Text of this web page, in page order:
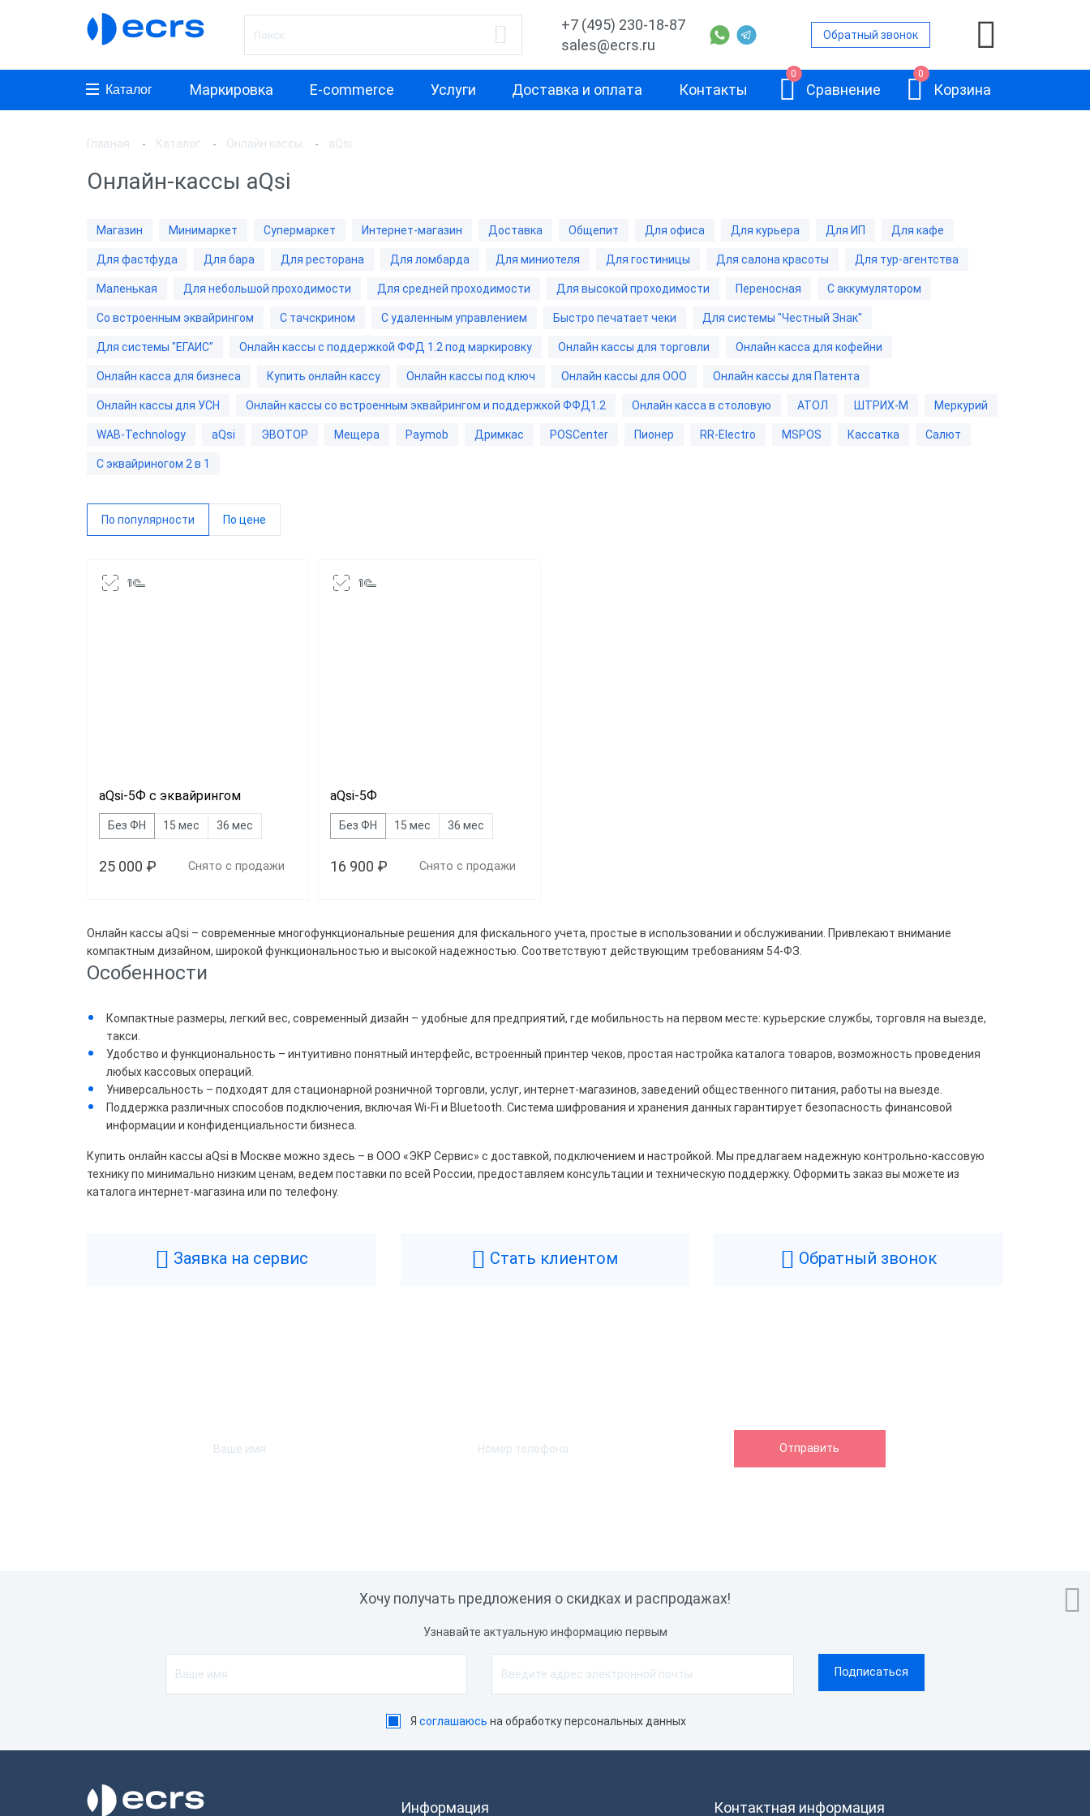
+7 (495) 230-18-87
sales@ecrs.ru
Обратный звонок
Каталог Маркировка E-commerce Услуги Доставка и оплата Контакты
0
Сравнение
0
Корзина
Производитель
WAB-Technology
aQsi
ЭВОТОР
Мещера
Paymob
Дримкас
Магазин
Для фастфуда
Для бара
Для ресторана
Для ломбарда
Для миниотеля
проходимости
Для средней
проходимости
Для высокой
Переносная
С аккумулятором
Со встроенным
ШТРИХ-М-01Ф
Главная Каталог Онлайн кассы aQsi
Онлайн-кассы aQsi
Магазин Минимаркет Супермаркет Интернет-магазин Доставка Общепит Для офиса Для курьера Для ИП Для кафе
Для фастфуда Для бара Для ресторана Для ломбарда Для миниотеля Для гостиницы Для салона красоты Для тур-агентства
Маленькая Для небольшой проходимости Для средней проходимости Для высокой проходимости Переносная С аккумулятором
Со встроенным эквайрингом С тачскрином С удаленным управлением Быстро печатает чеки Для системы "Честный Знак"
Для системы "ЕГАИС" Онлайн кассы с поддержкой ФФД 1.2 под маркировку Онлайн кассы для торговли Онлайн касса для кофейни
Онлайн касса для бизнеса Купить онлайн кассу Онлайн кассы под ключ Онлайн кассы для ООО Онлайн кассы для Патента
Онлайн кассы для УСН Онлайн кассы со встроенным эквайрингом и поддержкой ФФД1.2 Онлайн касса в столовую АТОЛ ШТРИХ-М Меркурий
WAB-Technology aQsi ЭВОТОР Мещера Paymob Дримкас POSCenter Пионер RR-Electro MSPOS Кассатка Салют
С эквайриногом 2 в 1
По популярности По цене
aQsi-5Ф с эквайрингом
Без ФН 15 мес 36 мес
25 000 ₽ Снято с продажи
aQsi-5Ф
Без ФН 15 мес 36 мес
16 900 ₽ Снято с продажи
Онлайн кассы aQsi – современные многофункциональные решения для фискального учета, простые в использовании и обслуживании. Привлекают внимание
компактным дизайном, широкой функциональностью и высокой надежностью. Соответствуют действующим требованиям 54-ФЗ.
Особенности
Компактные размеры, легкий вес, современный дизайн – удобные для предприятий, где мобильность на первом месте: курьерские службы, торговля на выезде,
такси.
Удобство и функциональность – интуитивно понятный интерфейс, встроенный принтер чеков, простая настройка каталога товаров, возможность проведения
любых кассовых операций.
Универсальность – подходят для стационарной розничной торговли, услуг, интернет-магазинов, заведений общественного питания, работы на выезде.
Поддержка различных способов подключения, включая Wi-Fi и Bluetooth. Система шифрования и хранения данных гарантирует безопасность финансовой
информации и конфиденциальности бизнеса.
Купить онлайн кассы aQsi в Москве можно здесь – в ООО «ЭКР Сервис» с доставкой, подключением и настройкой. Мы предлагаем надежную контрольно-кассовую
технику по минимально низким ценам, ведем поставки по всей России, предоставляем консультации и техническую поддержку. Оформить заказ вы можете из
каталога интернет-магазина или по телефону.
Заявка на сервис Стать клиентом Обратный звонок

Хочу получать предложения о скидках и распродажах!
Узнавайте актуальную информацию первым
Я соглашаюсь на обработку персональных данных
Информация Контактная информация